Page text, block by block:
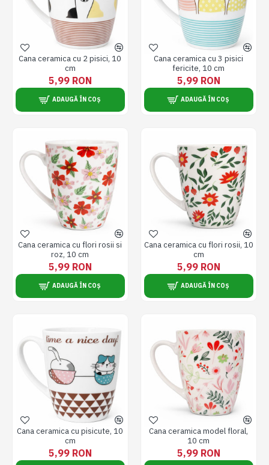
Cana ceramica cu 2 pisici, 10
cm
5,99 RON
ADAUGĂ ÎN COȘ
Cana ceramica cu 3 pisici
fericite, 10 cm
5,99 RON
ADAUGĂ ÎN COȘ
Cana ceramica cu flori rosii si
roz, 10 cm
5,99 RON
ADAUGĂ ÎN COȘ
Cana ceramica cu flori rosii, 10
cm
5,99 RON
ADAUGĂ ÎN COȘ
Cana ceramica cu pisicute, 10
cm
5,99 RON
Cana ceramica model floral,
10 cm
5,99 RON